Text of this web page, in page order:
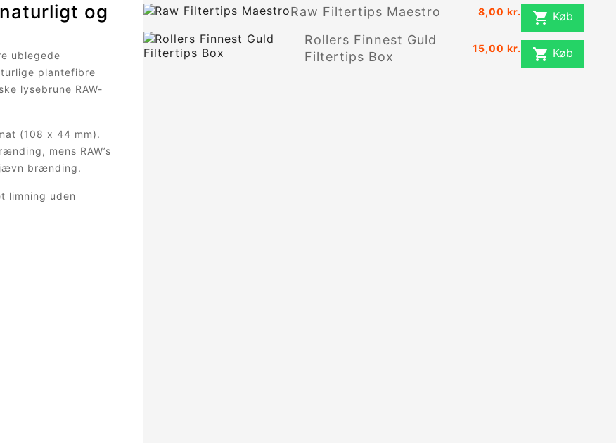
og
ublegede
plantefibre
lysebrune RAW-
(108 x 44 mm).
mens RAW’s
brænding.
limning uden
Raw Filtertips Maestro 8,00 kr.  Køb
Rollers Finnest Guld
Filtertips Box
15,00 kr.  Køb